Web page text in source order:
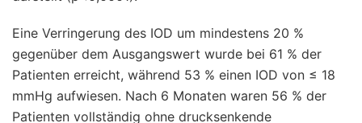
Eine Verringerung des IOD um mindestens 20 %
gegenüber dem Ausgangswert wurde bei 61 % der
Patienten erreicht, während 53 % einen IOD von ≤ 18
mmHg aufwiesen. Nach 6 Monaten waren 56 % der
Patienten vollständig ohne drucksenkende